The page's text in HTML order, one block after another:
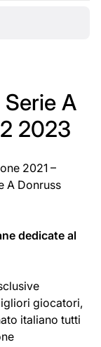
A
2023
2021 –
A Donruss
dedicate al
giocatori,
italiano tutti